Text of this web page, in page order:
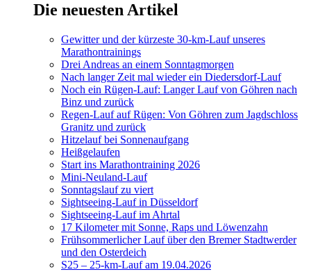
Die neuesten Artikel
Gewitter und der kürzeste 30-km-Lauf unseres
Marathontrainings
Drei Andreas an einem Sonntagmorgen
Nach langer Zeit mal wieder ein Diedersdorf-Lauf
Noch ein Rügen-Lauf: Langer Lauf von Göhren nach
Binz und zurück
Regen-Lauf auf Rügen: Von Göhren zum Jagdschloss
Granitz und zurück
Hitzelauf bei Sonnenaufgang
Heißgelaufen
Start ins Marathontraining 2026
Mini-Neuland-Lauf
Sonntagslauf zu viert
Sightseeing-Lauf in Düsseldorf
Sightseeing-Lauf im Ahrtal
17 Kilometer mit Sonne, Raps und Löwenzahn
Frühsommerlicher Lauf über den Bremer Stadtwerder
und den Osterdeich
S25 – 25-km-Lauf am 19.04.2026